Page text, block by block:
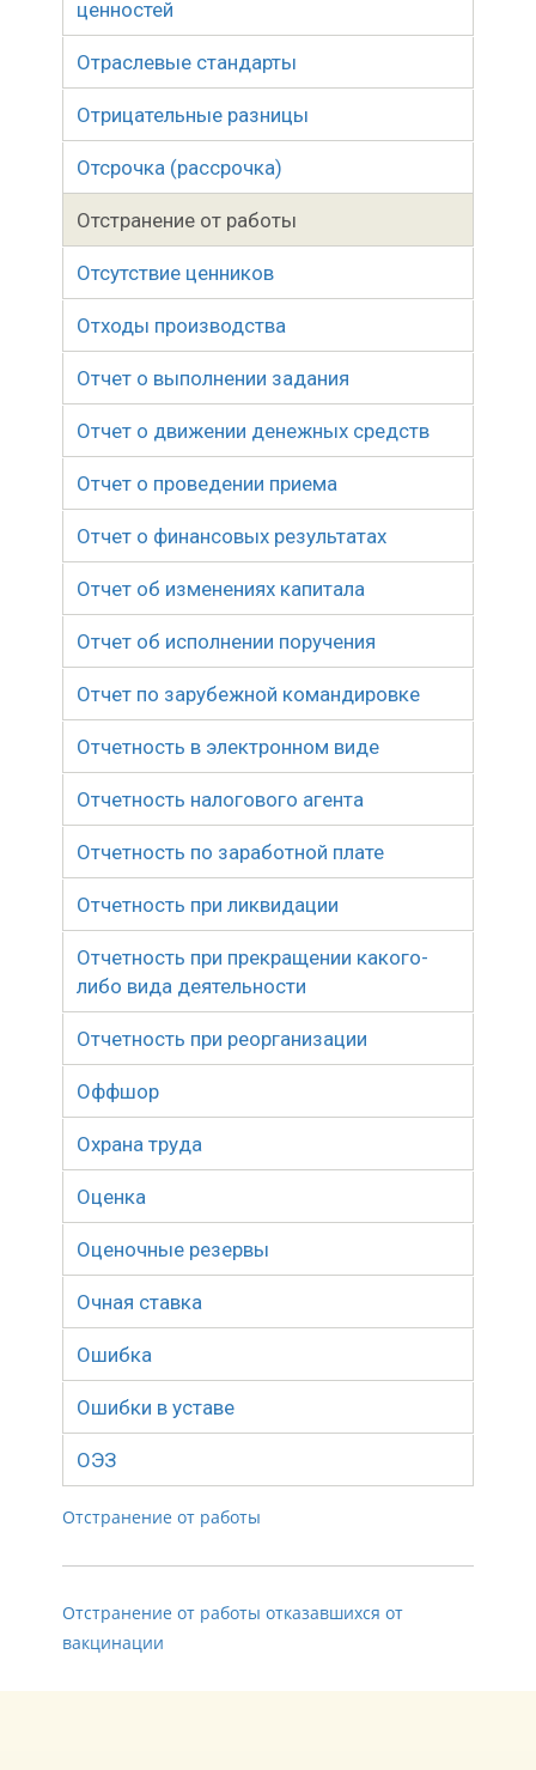
ценностей
Отраслевые стандарты
Отрицательные разницы
Отсрочка (рассрочка)
Отстранение от работы
Отсутствие ценников
Отходы производства
Отчет о выполнении задания
Отчет о движении денежных средств
Отчет о проведении приема
Отчет о финансовых результатах
Отчет об изменениях капитала
Отчет об исполнении поручения
Отчет по зарубежной командировке
Отчетность в электронном виде
Отчетность налогового агента
Отчетность по заработной плате
Отчетность при ликвидации
Отчетность при прекращении какого-
либо вида деятельности
Отчетность при реорганизации
Оффшор
Охрана труда
Оценка
Оценочные резервы
Очная ставка
Ошибка
Ошибки в уставе
ОЭЗ
Отстранение от работы
Отстранение от работы отказавшихся от
вакцинации